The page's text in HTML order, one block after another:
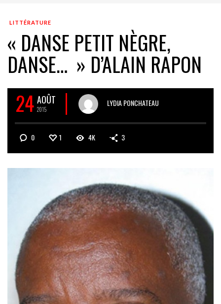
LITTÉRATURE
« DANSE PETIT NÈGRE,
DANSE… » D’ALAIN RAPON
24 AOÛT
2015
LYDIA PONCHATEAU
0 1 4K 3